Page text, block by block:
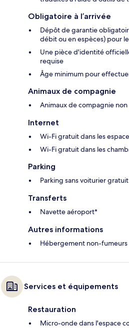
Obligatoire à l’arrivée
Dépôt de garantie
débit ou en espèces) pour
Une pièce d'identité
requise
Âge minimum pour
Animaux de compagnie
Animaux de compagnie non
Internet
Wi-Fi gratuit dans les
Wi-Fi gratuit dans les
Parking
Parking sans voiturier
Transferts
Navette aéroport*
Autres informations
Hébergement non-fumeurs
Services et équipements
Restauration
Micro-onde dans l'espace